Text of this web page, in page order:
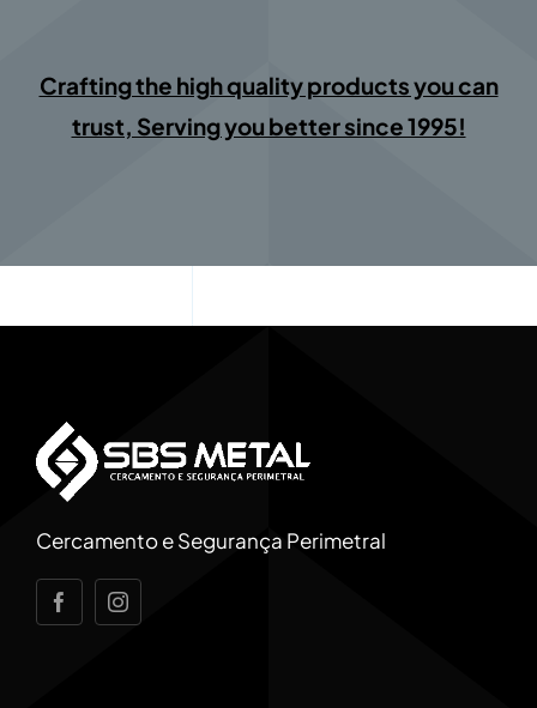
Crafting the high quality products you can
trust, Serving you better since 1995!
Cercamento e Segurança Perimetral